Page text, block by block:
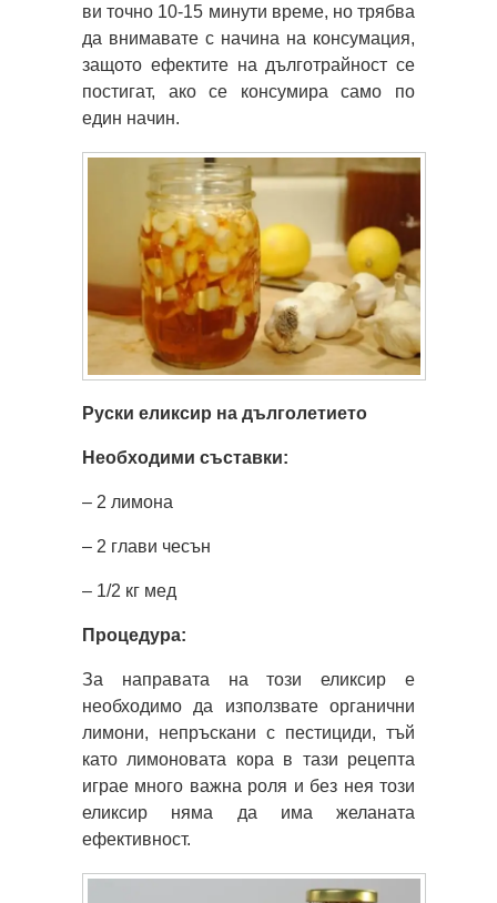
ви точно 10-15 минути време, но трябва
да внимавате с начина на консумация,
защото ефектите на дълготрайност се
постигат, ако се консумира само по
един начин.
Руски еликсир на дълголетието
Необходими съставки:
– 2 лимона
– 2 глави чесън
– 1/2 кг мед
Процедура:
За направата на този еликсир е
необходимо да използвате органични
лимони, непръскани с пестициди, тъй
като лимоновата кора в тази рецепта
играе много важна роля и без нея този
еликсир няма да има желаната
ефективност.